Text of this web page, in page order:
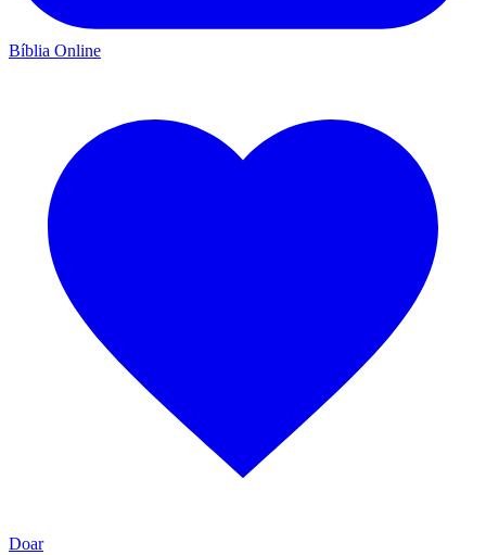
Bíblia Online
Doar